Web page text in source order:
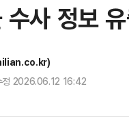
사 정보
2026.06.12 16:42